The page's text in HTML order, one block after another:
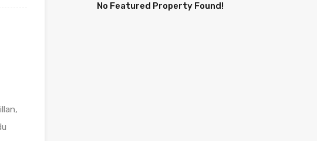
No Featured Property Found!